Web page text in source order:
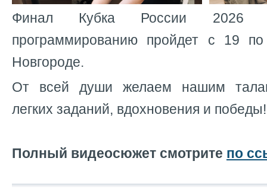
Финал Кубка России 2026
программированию пройдет с 19
Новгороде.
От всей души желаем нашим
легких заданий, вдохновения и
Полный видеосюжет смотрите по